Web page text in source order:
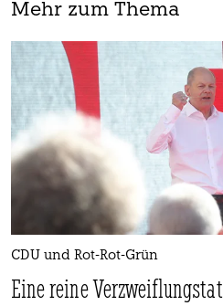
Mehr zum Thema
CDU und Rot-Rot-Grün
Eine reine Verzweiflungstat